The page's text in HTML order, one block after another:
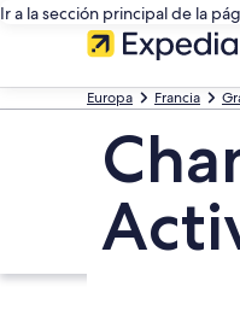
Ir a la sección principal de la
Europa Francia